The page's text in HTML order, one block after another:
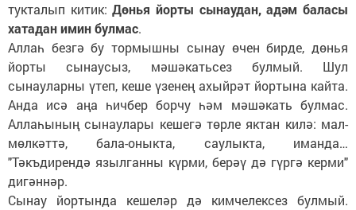
тукталып китик:Дөнья йорты сынаудан, адәм баласы
хатадан имин булмас.
Аллаһ безгә бу тормышны сынау өчен бирде, дөнья
йорты сынаусыз, мәшәкатьсез булмый. Шул
сынауларны үтеп, кеше үзенең ахыйрәт йортына кайта.
Анда исә аңа һичбер борчу һәм мәшәкать булмас.
Аллаһының сынаулары кешегә төрле яктан килә: мал-
мөлкәттә, бала-оныкта, саулыкта, иманда…
"Тәкъдирендә язылганны күрми, берәү дә гүргә керми"
дигәннәр.
Сынау йортында кешеләр дә кимчелексез булмый.